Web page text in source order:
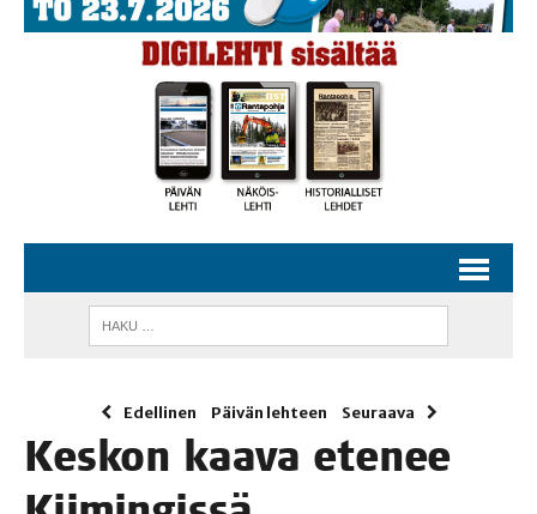
Edellinen Päivän lehteen Seuraava
Kes­kon kaa­va ete­nee